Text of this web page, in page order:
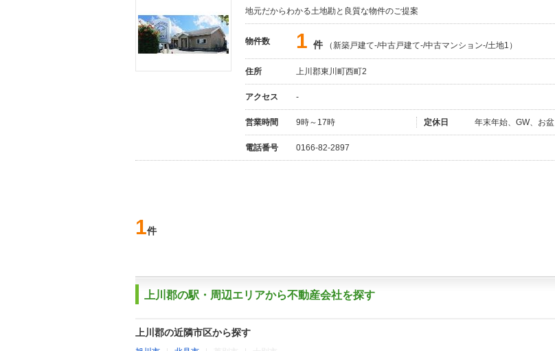
地元だからわかる土地勘と良質な物件のご提案
物件数 1 件 （新築戸建て-/中古戸建て-/中古マンション-/土地1）
住所 上川郡東川町西町2
アクセス -
営業時間 9時～17時 定休日 年末年始、GW、お盆
電話番号 0166-82-2897
1件
上川郡の駅・周辺エリアから不動産会社を探す
上川郡の近隣市区から探す